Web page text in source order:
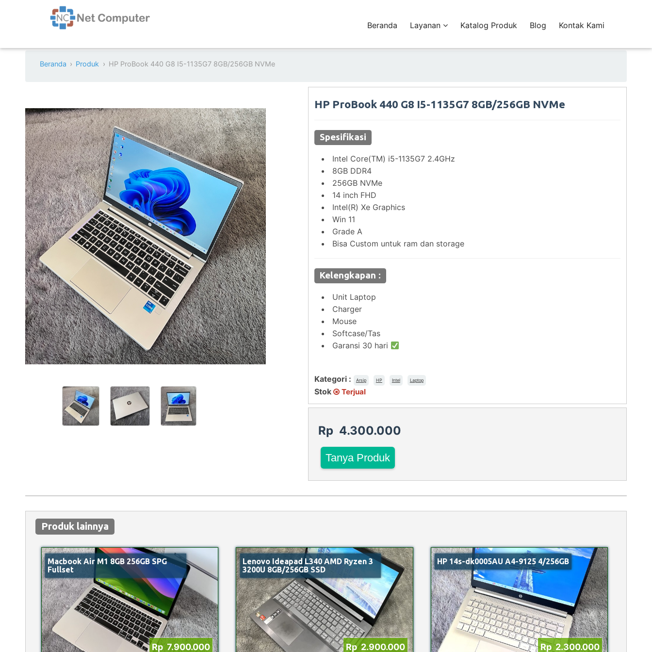
Beranda Layanan Katalog Produk Blog Kontak Kami
Beranda Produk HP ProBook 440 G8 I5-1135G7 8GB/256GB NVMe
HP ProBook 440 G8 I5-1135G7 8GB/256GB NVMe
Spesifikasi
Intel Core(TM) i5-1135G7 2.4GHz
8GB DDR4
256GB NVMe
14 inch FHD
Intel(R) Xe Graphics
Win 11
Grade A
Bisa Custom untuk ram dan storage
Kelengkapan :
Unit Laptop
Charger
Mouse
Softcase/Tas
Garansi 30 hari
Kategori : Arsip HP Intel Laptop
Stok Terjual
Rp 4.300.000
Tanya Produk
Produk lainnya
Macbook Air M1 8GB 256GB SPG
Fullset
Rp 7.900.000
Lenovo Ideapad L340 AMD Ryzen 3
3200U 8GB/256GB SSD
Rp 2.900.000
HP 14s-dk0005AU A4-9125 4/256GB
Rp 2.300.000